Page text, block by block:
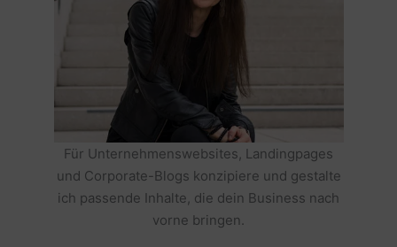
Für Unternehmenswebsites, Landingpages
und Corporate-Blogs konzipiere und gestalte
ich passende Inhalte, die dein Business nach
vorne bringen.